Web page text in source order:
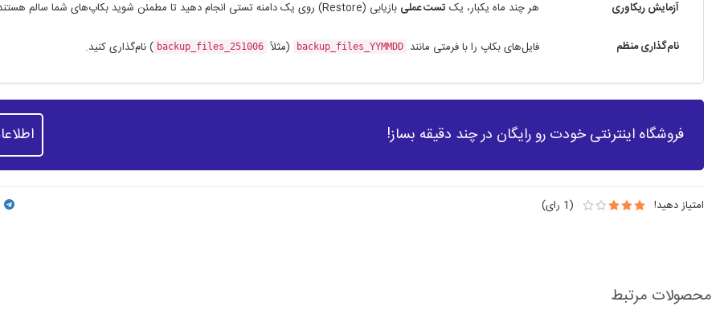
آزمایش ریکاوری هر چند ماه یکبار، یک تست عملی بازیابی (Restore) روی یک دامنه تستی انجام دهید تا مطمئن شوید بکاپ‌های شما سالم هستند.
نام‌گذاری منظم فایل‌های بکاپ را با فرمتی مانند backup_files_YYMMDD (مثلاً backup_files_251006 ) نام‌گذاری کنید.
فروشگاه اینترنتی خودت رو رایگان در چند دقیقه بساز!
امتیاز دهید! (
1 رای)
محصولات مرتبط